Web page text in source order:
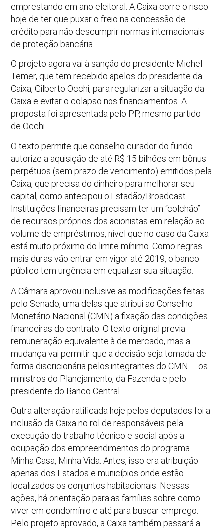
emprestando em ano eleitoral. A Caixa corre o risco
hoje de ter que puxar o freio na concessão de
crédito para não descumprir normas internacionais
de proteção bancária.
O projeto agora vai à sanção do presidente Michel
Temer, que tem recebido apelos do presidente da
Caixa, Gilberto Occhi, para regularizar a situação da
Caixa e evitar o colapso nos financiamentos. A
proposta foi apresentada pelo PP, mesmo partido
de Occhi.
O texto permite que conselho curador do fundo
autorize a aquisição de até R$ 15 bilhões em bônus
perpétuos (sem prazo de vencimento) emitidos pela
Caixa, que precisa do dinheiro para melhorar seu
capital, como antecipou o Estadão/Broadcast.
Instituições financeiras precisam ter um “colchão”
de recursos próprios dos acionistas em relação ao
volume de empréstimos, nível que no caso da Caixa
está muito próximo do limite mínimo. Como regras
mais duras vão entrar em vigor até 2019, o banco
público tem urgência em equalizar sua situação.
A Câmara aprovou inclusive as modificações feitas
pelo Senado, uma delas que atribui ao Conselho
Monetário Nacional (CMN) a fixação das condições
financeiras do contrato. O texto original previa
remuneração equivalente à de mercado, mas a
mudança vai permitir que a decisão seja tomada de
forma discricionária pelos integrantes do CMN – os
ministros do Planejamento, da Fazenda e pelo
presidente do Banco Central.
Outra alteração ratificada hoje pelos deputados foi a
inclusão da Caixa no rol de responsáveis pela
execução do trabalho técnico e social após a
ocupação dos empreendimentos do programa
Minha Casa, Minha Vida. Antes, isso era atribuição
apenas dos Estados e municípios onde estão
localizados os conjuntos habitacionais. Nessas
ações, há orientação para as famílias sobre como
viver em condomínio e até para buscar emprego.
Pelo projeto aprovado, a Caixa também passará a